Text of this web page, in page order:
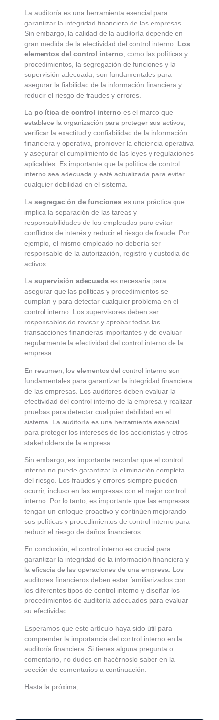
La auditoría es una herramienta esencial para
garantizar la integridad financiera de las empresas.
Sin embargo, la calidad de la auditoría depende en
gran medida de la efectividad del control interno. Los
elementos del control interno , como las políticas y
procedimientos, la segregación de funciones y la
supervisión adecuada, son fundamentales para
asegurar la fiabilidad de la información financiera y
reducir el riesgo de fraudes y errores.
La política de control interno es el marco que
establece la organización para proteger sus activos,
verificar la exactitud y confiabilidad de la información
financiera y operativa, promover la eficiencia operativa
y asegurar el cumplimiento de las leyes y regulaciones
aplicables. Es importante que la política de control
interno sea adecuada y esté actualizada para evitar
cualquier debilidad en el sistema.
La segregación de funciones es una práctica que
implica la separación de las tareas y
responsabilidades de los empleados para evitar
conflictos de interés y reducir el riesgo de fraude. Por
ejemplo, el mismo empleado no debería ser
responsable de la autorización, registro y custodia de
activos.
La supervisión adecuada es necesaria para
asegurar que las políticas y procedimientos se
cumplan y para detectar cualquier problema en el
control interno. Los supervisores deben ser
responsables de revisar y aprobar todas las
transacciones financieras importantes y de evaluar
regularmente la efectividad del control interno de la
empresa.
En resumen, los elementos del control interno son
fundamentales para garantizar la integridad financiera
de las empresas. Los auditores deben evaluar la
efectividad del control interno de la empresa y realizar
pruebas para detectar cualquier debilidad en el
sistema. La auditoría es una herramienta esencial
para proteger los intereses de los accionistas y otros
stakeholders de la empresa.
Sin embargo, es importante recordar que el control
interno no puede garantizar la eliminación completa
del riesgo. Los fraudes y errores siempre pueden
ocurrir, incluso en las empresas con el mejor control
interno. Por lo tanto, es importante que las empresas
tengan un enfoque proactivo y continúen mejorando
sus políticas y procedimientos de control interno para
reducir el riesgo de daños financieros.
En conclusión, el control interno es crucial para
garantizar la integridad de la información financiera y
la eficacia de las operaciones de una empresa. Los
auditores financieros deben estar familiarizados con
los diferentes tipos de control interno y diseñar los
procedimientos de auditoría adecuados para evaluar
su efectividad.
Esperamos que este artículo haya sido útil para
comprender la importancia del control interno en la
auditoría financiera. Si tienes alguna pregunta o
comentario, no dudes en hacérnoslo saber en la
sección de comentarios a continuación.
Hasta la próxima,